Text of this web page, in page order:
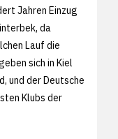
Jahren Einzug
da
Lauf die
sich in Kiel
und der Deutsche
Klubs der